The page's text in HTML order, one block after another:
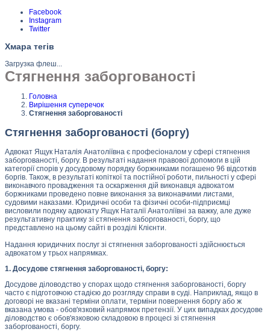
Facebook
Instagram
Twitter
Хмара тегів
Загрузка флеш...
Стягнення заборгованості
Головна
Вирішення суперечок
Стягнення заборгованості
Стягнення заборгованості (боргу)
Адвокат Ящук Наталія Анатоліївна є професіоналом у сфері стягнення
заборгованості, боргу. В результаті надання правової допомоги в цій
категорії спорів у досудовому порядку боржниками погашено 96 відсотків
боргів. Також, в результаті копіткої та постійної роботи, пильності у сфері
виконавчого провадження та оскарження дій виконавця адвокатом
боржниками проведено повне виконання за виконавчими листами,
судовими наказами. Юридичні особи та фізичні особи-підприємці
висловили подяку адвокату Ящук Наталії Анатоліївні за важку, але дуже
результативну практику зі стягнення заборгованості, боргу, що
представлено на цьому сайті в розділі Клієнти.
Надання юридичних послуг зі стягнення заборгованості здійснюється
адвокатом у трьох напрямках.
1. Досудове стягнення заборгованості, боргу:
Досудове діловодство у спорах щодо стягнення заборгованості, боргу
часто є підготовчою стадією до розгляду справи в суді. Наприклад, якщо в
договорі не вказані терміни оплати, терміни повернення боргу або ж
вказана умова - обов'язковий напрямок претензії. У цих випадках досудове
діловодство є обов'язковою складовою в процесі зі стягнення
заборгованості, боргу.